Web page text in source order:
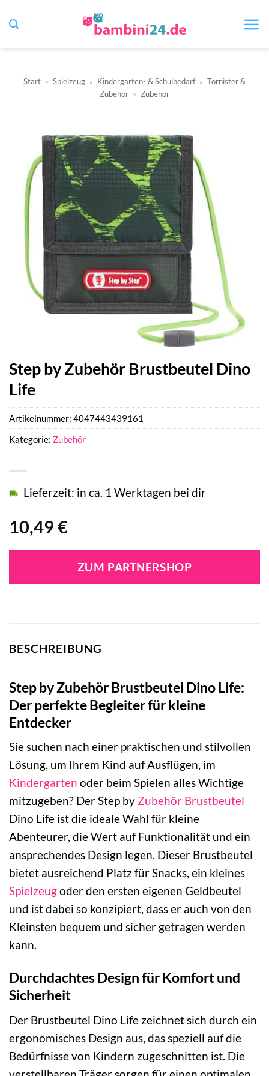
Inhalt
Start » Spielzeug » Kindergarten- & Schulbedarf » Tornister &
Zubehör » Zubehör
Step by Zubehör Brustbeutel Dino
Life
10,49 €
Lieferzeit: in ca. 1 Werktagen bei dir
ZUM PARTNERSHOP
Artikelnummer: 4047443439161
Kategorie: Zubehör
BESCHREIBUNG
Step by Zubehör Brustbeutel Dino Life:
Der perfekte Begleiter für kleine
Entdecker
Sie suchen nach einer praktischen und stilvollen
Lösung, um Ihrem Kind auf Ausflügen, im
Kindergarten oder beim Spielen alles Wichtige
mitzugeben? Der Step by Zubehör Brustbeutel
Dino Life ist die ideale Wahl für kleine
Abenteurer, die Wert auf Funktionalität und ein
ansprechendes Design legen. Dieser Brustbeutel
bietet ausreichend Platz für Snacks, ein kleines
Spielzeugoder den ersten eigenen Geldbeutel
und ist dabei so konzipiert, dass er auch von den
Kleinsten bequem und sicher getragen werden
kann.
Durchdachtes Design für Komfort und
Sicherheit
Der Brustbeutel Dino Life zeichnet sich durch ein
ergonomisches Design aus, das speziell auf die
Bedürfnisse von Kindern zugeschnitten ist. Die